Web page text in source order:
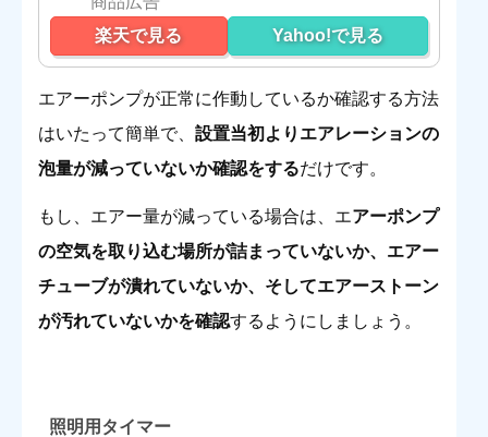
楽天で見る Yahoo!で見る
エアーポンプが正常に作動しているか確認する方法
はいたって簡単で、 設置当初よりエアレーションの
泡量が減っていないか確認をするだけです。
もし、エアー量が減っている場合は、エアーポンプ
の空気を取り込む場所が詰まっていないか、エアー
チューブが潰れていないか、そしてエアーストーン
が汚れていないかを確認するようにしましょう。
照明用タイマー